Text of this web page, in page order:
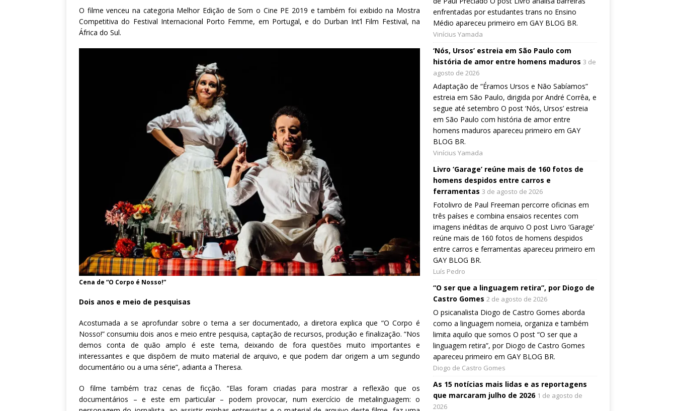
O filme venceu na categoria Melhor Edição de Som o Cine PE 2019 e também foi exibido na Mostra
Competitiva do Festival Internacional Porto Femme, em Portugal, e do Durban Int’l Film Festival, na
África do Sul.
Cena de “O Corpo é Nosso!”
Dois anos e meio de pesquisas
Acostumada a se aprofundar sobre o tema a ser documentado, a diretora explica que “O Corpo é
Nosso!” consumiu dois anos e meio entre pesquisa, captação de recursos, produção e finalização. “Nos
demos conta de quão amplo é este tema, deixando de fora questões muito importantes e
interessantes e que dispõem de muito material de arquivo, e que podem dar origem a um segundo
documentário ou a uma série”, adianta a Theresa.
O filme também traz cenas de ficção. “Elas foram criadas para mostrar a reflexão que os
documentários – e este em particular – podem provocar, num exercício de metalinguagem: o
enfrentadas por estudantes trans no Ensino
Médio apareceu primeiro em GAY BLOG BR.
Vinícius Yamada
‘Nós, Ursos’ estreia em São Paulo com
história de amor entre homens maduros 3 de
agosto de 2026
Adaptação de “Éramos Ursos e Não Sabíamos”
estreia em São Paulo, dirigida por André Corrêa, e
segue até setembro O post ‘Nós, Ursos’ estreia
em São Paulo com história de amor entre
homens maduros apareceu primeiro em GAY
BLOG BR.
Vinícius Yamada
Livro ‘Garage’ reúne mais de 160 fotos de
homens despidos entre carros e
ferramentas 3 de agosto de 2026
Fotolivro de Paul Freeman percorre oficinas em
três países e combina ensaios recentes com
imagens inéditas de arquivo O post Livro ‘Garage’
reúne mais de 160 fotos de homens despidos
entre carros e ferramentas apareceu primeiro em
GAY BLOG BR.
Luís Pedro
“O ser que a linguagem retira”, por Diogo de
Castro Gomes 2 de agosto de 2026
O psicanalista Diogo de Castro Gomes aborda
como a linguagem nomeia, organiza e também
limita aquilo que somos O post “O ser que a
linguagem retira”, por Diogo de Castro Gomes
apareceu primeiro em GAY BLOG BR.
Diogo de Castro Gomes
As 15 notícias mais lidas e as reportagens
que marcaram julho de 2026 1 de agosto de
2026